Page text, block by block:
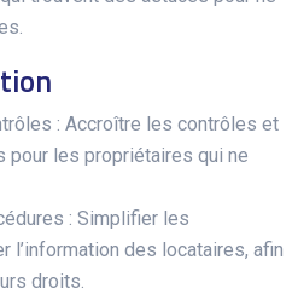
: Accroître les contrôles et
pour les propriétaires qui ne
: Simplifier les
l’information des locataires, afin
droits.